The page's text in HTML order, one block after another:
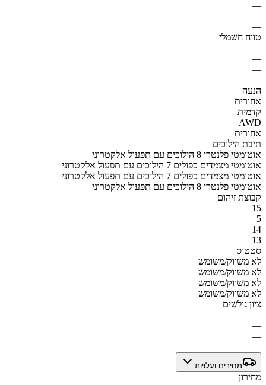
—
—
—
טווח חשמלי
—
—
—
—
הנעה
אחורית
קדמית
AWD
אחורית
תיבת הילוכים
אוטומטי פלנטרי 8 הילוכים עם תפעול אלקטרוני
אוטומטי מצמדים כפולים 7 הילוכים עם תפעול אלקטרוני
אוטומטי מצמדים כפולים 7 הילוכים עם תפעול אלקטרוני
אוטומטי פלנטרי 8 הילוכים עם תפעול אלקטרוני
קבוצת זיהום
15
5
14
13
סטטוס
לא משווק/משומש
לא משווק/משומש
לא משווק/משומש
לא משווק/משומש
ציון גולשים
—
—
—
—
מחירים ועלויות
מחירון